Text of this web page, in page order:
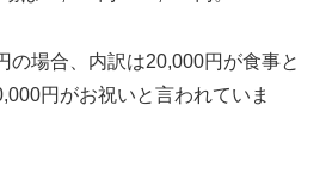
の場合、内訳は20,000円が食事と
円がお祝いと言われていま